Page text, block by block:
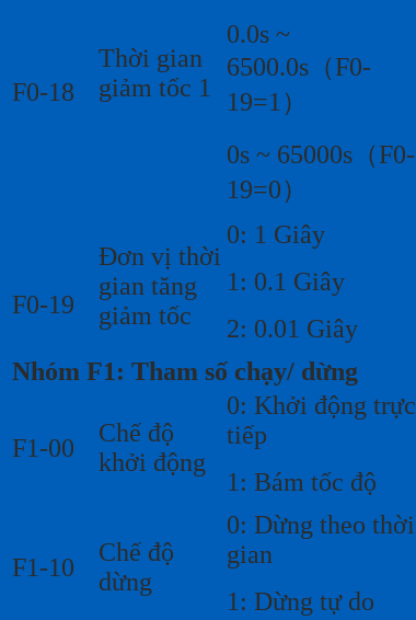
F0-18
Thời gian
giảm tốc 1
0.0s ~
6500.0s（F0-
19=1）
0s ~ 65000s（F0-
19=0）
F0-19
Đơn vị thời
gian tăng
giảm tốc
0: 1 Giây
1: 0.1 Giây
2: 0.01 Giây
Nhóm F1: Tham số chạy/ dừng
F1-00
Chế độ
khởi động
0: Khởi động trực
tiếp
1: Bám tốc độ
F1-10
Chế độ
dừng
0: Dừng theo thời
gian
1: Dừng tự do